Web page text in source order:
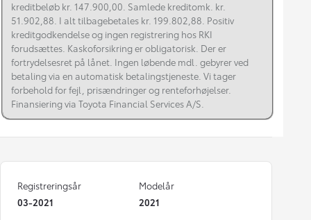
kreditbeløb kr. 147.900,00. Samlede kreditomk. kr.
51.902,88. I alt tilbagebetales kr. 199.802,88. Positiv
kreditgodkendelse og ingen registrering hos RKI
forudsættes. Kaskoforsikring er obligatorisk. Der er
fortrydelsesret på lånet. Ingen løbende mdl. gebyrer ved
betaling via en automatisk betalingstjeneste. Vi tager
forbehold for fejl, prisændringer og renteforhøjelser.
Finansiering via Toyota Financial Services A/S.
Registreringsår
03-2021
Modelår
2021